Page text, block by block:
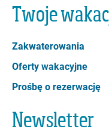
Twoje
Zakwaterowania
Oferty wakacyjne
Prośbę o rezerwację
Newsletter